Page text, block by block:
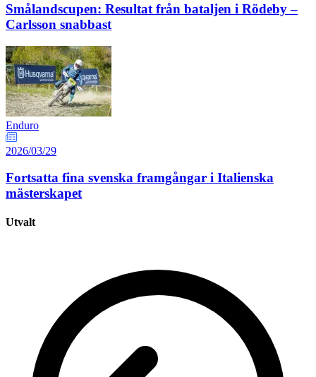
Smålandscupen: Resultat från bataljen i Rödeby –
Carlsson snabbast
Enduro
2026/03/29
Fortsatta fina svenska framgångar i Italienska
mästerskapet
Utvalt